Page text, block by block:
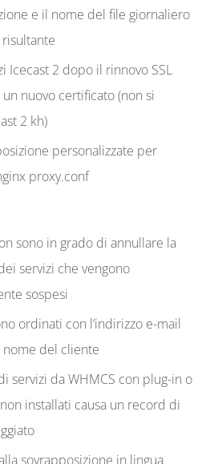
e il nome del file giornaliero
Icecast 2 dopo il rinnovo SSL
nuovo certificato (non si
2 kh)
personalizzate per
proxy.conf
sono in grado di annullare la
servizi che vengono
sospesi
ordinati con l’indirizzo e-mail
del cliente
servizi da WHMCS con plug-in o
installati causa un record di
sovrapposizione in lingua